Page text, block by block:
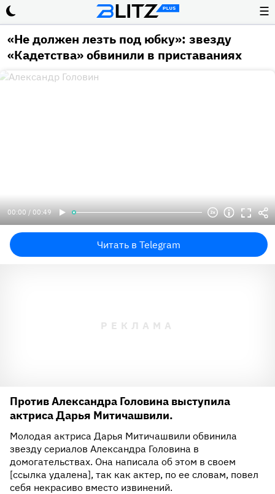
☰
«Не должен лезть под юбку»: звезду
«Кадетства» обвинили в приставаниях
00:00 / 00:49
Читать в Telegram
Против Александра Головина выступила
актриса Дарья Митичашвили.
Молодая актриса Дарья Митичашвили обвинила
звезду сериалов Александра Головина в
домогательствах. Она написала об этом в своем
[ссылка удалена], так как актер, по ее словам, повел
себя некрасиво вместо извинений.